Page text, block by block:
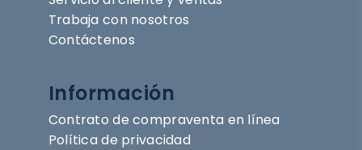
Trabaja con nosotros
Contáctenos
Información
Contrato de compraventa en línea
Política de privacidad